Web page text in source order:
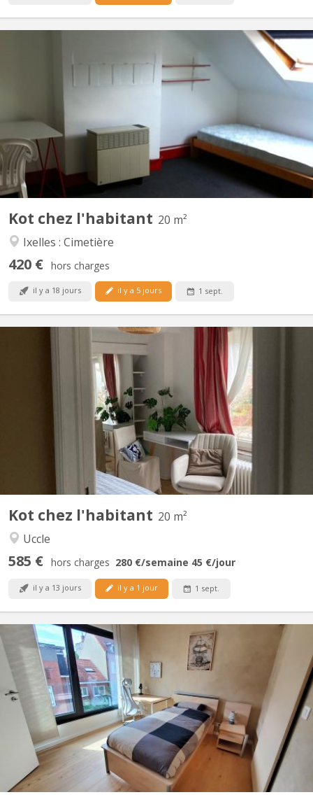
Kot chez l'habitant 20 m²
Ixelles : Cimetière
420 € hors charges
il y a 18 jours il y a 5 jours 1 sept.
BK 12448
il me reste 2 chambres en très bon état pour étudiant provincial.
Parfaites pour étudiants rentrant les weekend chez ses parents. Il
congélateur, micro-onde, un four conventionnel et une taque au
gaz) pour un total de 9 chambres. Le prix de ces...
Kot chez l'habitant 20 m²
Uccle
585 € hors charges 280 €/semaine 45 €/jour
il y a 13 jours il y a 1 jour 1 sept.
BK 19321
Chambre à louer dans une maison avec jardin. Un Parking privé
disponible. Bus stop "Van Bever" bus 60 bus R36, bus W, bus
365A. Tram 92 à 5 minutes à pied. Magasins delhaize et mini
carrefour. ULB à 31 minutes en transport en commun (via
churchill). La chambre a un évier privé et accès à la salle...
BK 20020
Chambre d'étudiant chez l'habitant avec sa salle de bain et son
espace de rangement disponible pour l'année scolaire 2026-2027.
Nous offrons: • une chambre meublée • dans un environnement
calme • l'entretien hebdomadaire avec changement des draps
par notre aide ménagère • une formule avantageuse...